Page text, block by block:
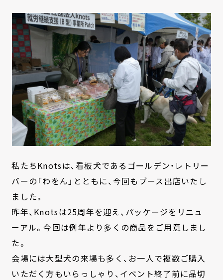
私たちKnotsは、看板犬であるゴールデン・レトリー
バーの「わをん」とともに、今回もブース出店いたし
ました。
昨年、Knotsは25周年を迎え、パッケージをリニュ
ーアル。今回は例年より多くの商品をご用意しまし
た。
会場には大型犬の来場も多く、お一人で複数ご購入
いただく方もいらっしゃり、イベント終了前に品切